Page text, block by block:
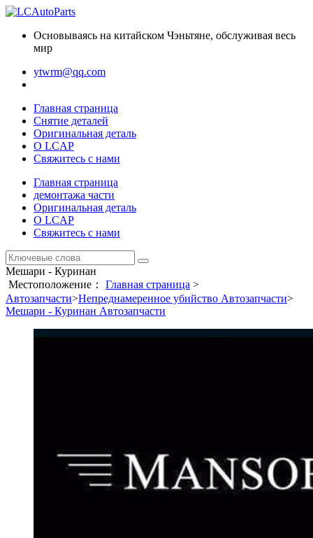
Основываясь на китайском Чэньтяне, обслуживая весь
мир
ytwrm@qq.com
Главная страница
Снятие деталей
Оригинальная деталь
О LCAP
Свяжитесь с нами
Главная страница
демонтажа части
Оригинальная деталь
О LCAP
Свяжитесь с нами
Мешари - Куринан
Местоположение： Главная страница >
Автозапчасти>Непреднамеренное убийство Автозапчасти>
Мешари - Куринан Автозапчасти